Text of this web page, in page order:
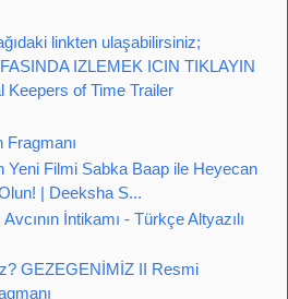
linkten ulaşabilirsiniz;
IZLEMEK ICIN TIKLAYIN
Keepers of Time Trailer
Fragmanı
Yeni Filmi Sabka Baap ile Heyecan
| Deeksha S...
İntikamı - Türkçe Altyazılı
GEZEGENİMİZ II Resmi